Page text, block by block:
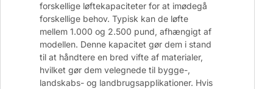
forskellige løftekapaciteter for at imødegå
forskellige behov. Typisk kan de løfte
mellem 1.000 og 2.500 pund, afhængigt af
modellen. Denne kapacitet gør dem i stand
til at håndtere en bred vifte af materialer,
hvilket gør dem velegnede til bygge-,
landskabs- og landbrugsapplikationer. Hvis